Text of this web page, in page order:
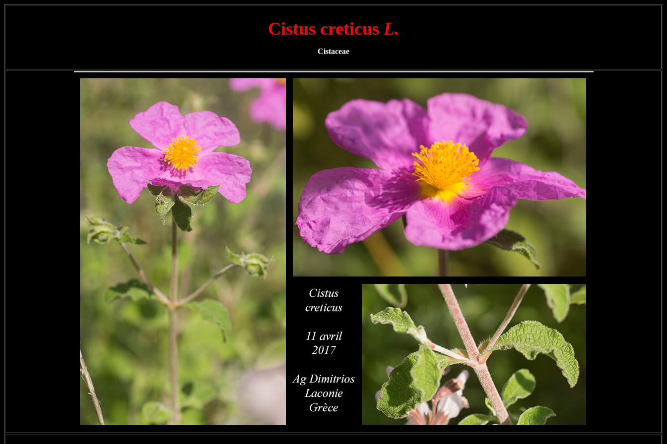
Cistus creticusL.
Cistaceae